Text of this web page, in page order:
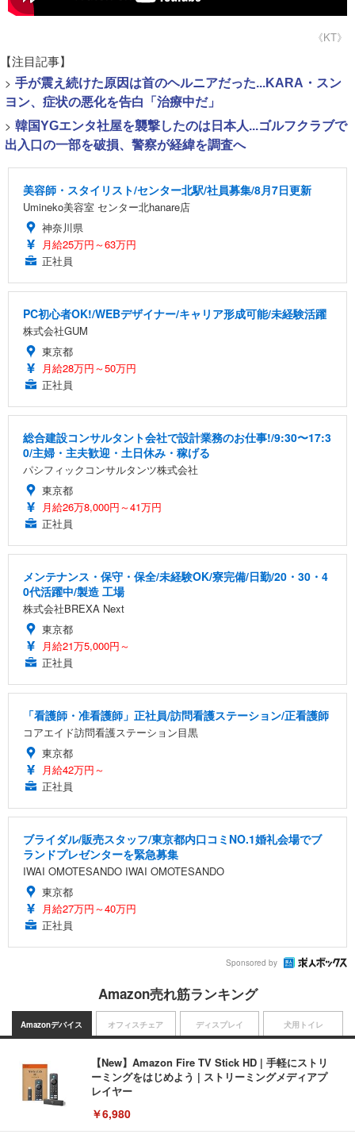
《KT》
【注目記事】
> 手が震え続けた原因は首のヘルニアだった...KARA・スン
ヨン、症状の悪化を告白「治療中だ」
> 韓国YGエンタ社屋を襲撃したのは日本人...ゴルフクラブで
出入口の一部を破損、警察が経緯を調査へ
美容師・スタイリスト/センター北駅/社員募集/8月7日更新
Umineko美容室 センター北hanare店
神奈川県
月給25万円～63万円
正社員
PC初心者OK!/WEBデザイナー/キャリア形成可能/未経験活躍
株式会社GUM
東京都
月給28万円～50万円
正社員
総合建設コンサルタント会社で設計業務のお仕事!/9:30〜17:3
0/主婦・主夫歓迎・土日休み・稼げる
パシフィックコンサルタンツ株式会社
東京都
月給26万8,000円～41万円
正社員
メンテナンス・保守・保全/未経験OK/寮完備/日勤/20・30・4
0代活躍中/製造 工場
株式会社BREXA Next
東京都
月給21万5,000円～
正社員
「看護師・准看護師」正社員/訪問看護ステーション/正看護師
コアエイド訪問看護ステーション目黒
東京都
月給42万円～
正社員
ブライダル/販売スタッフ/東京都内口コミNO.1婚礼会場でブ
ランドプレゼンターを緊急募集
IWAI OMOTESANDO IWAI OMOTESANDO
東京都
月給27万円～40万円
正社員
Sponsored by
Amazon売れ筋ランキング
Amazonデバイス
【New】Amazon Fire TV Stick HD | 手軽にストリ
ーミングをはじめよう | ストリーミングメディアプ
レイヤー
￥6,980
オフィスチェア ディスプレイ 犬用トイレ